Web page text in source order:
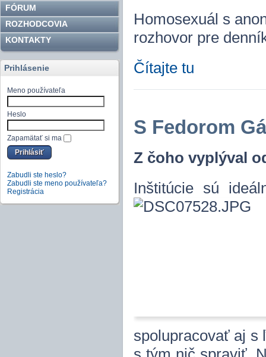
FÓRUM
ROZHODCOVIA
KONTAKTY
Prihlásenie
Meno používateľa
Heslo
Zapamätať si ma
Zabudli ste heslo?
Zabudli ste meno používateľa?
Registrácia
Homosexuál s
rozhovor pre
Čítajte tu
S Fedorom
Z čoho vyplýval
Inštitúcie sú
spolupracovať aj s